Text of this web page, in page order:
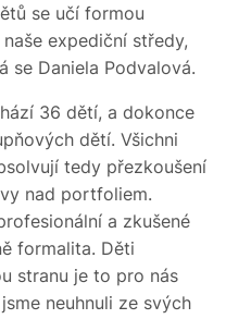
se učí formou
expediční středy,
se Daniela Podvalová.
36 dětí, a dokonce
dětí. Všichni
tedy přezkoušení
nad portfoliem.
a zkušené
formalita. Děti
stranu je to pro nás
neuhnuli ze svých